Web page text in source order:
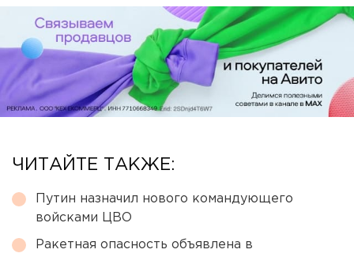
ЧИТАЙТЕ ТАКЖЕ:
Путин назначил нового командующего
войсками ЦВО
Ракетная опасность объявлена в